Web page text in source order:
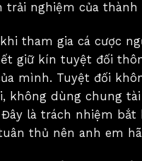
trải nghiệm của thành
tham gia cá cược
giữ kín tuyệt đối
mình. Tuyệt đối
không dùng chung
là trách nhiệm bắt
thủ nên anh em